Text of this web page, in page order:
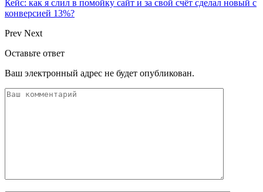
Кейс: как я слил в помойку сайт и за свой счёт сделал новый с
конверсией 13%?
Prev Next
Оставьте ответ
Ваш электронный адрес не будет опубликован.